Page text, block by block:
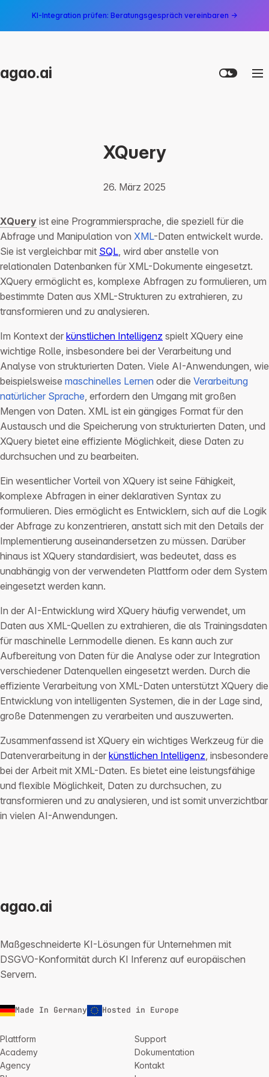
KI-Integration prüfen: Beratungsgespräch vereinbaren →
agao.ai
XQuery
26. März 2025
XQuery ist eine Programmiersprache, die speziell für die
Abfrage und Manipulation von XML-Daten entwickelt wurde.
Sie ist vergleichbar mit SQL, wird aber anstelle von
relationalen Datenbanken für XML-Dokumente eingesetzt.
XQuery ermöglicht es, komplexe Abfragen zu formulieren, um
bestimmte Daten aus XML-Strukturen zu extrahieren, zu
transformieren und zu analysieren.
Im Kontext der künstlichen Intelligenz spielt XQuery eine
wichtige Rolle, insbesondere bei der Verarbeitung und
Analyse von strukturierten Daten. Viele AI-Anwendungen, wie
beispielsweise maschinelles Lernen oder die Verarbeitung
natürlicher Sprache, erfordern den Umgang mit großen
Mengen von Daten. XML ist ein gängiges Format für den
Austausch und die Speicherung von strukturierten Daten, und
XQuery bietet eine effiziente Möglichkeit, diese Daten zu
durchsuchen und zu bearbeiten.
Ein wesentlicher Vorteil von XQuery ist seine Fähigkeit,
komplexe Abfragen in einer deklarativen Syntax zu
formulieren. Dies ermöglicht es Entwicklern, sich auf die Logik
der Abfrage zu konzentrieren, anstatt sich mit den Details der
Implementierung auseinandersetzen zu müssen. Darüber
hinaus ist XQuery standardisiert, was bedeutet, dass es
unabhängig von der verwendeten Plattform oder dem System
eingesetzt werden kann.
In der AI-Entwicklung wird XQuery häufig verwendet, um
Daten aus XML-Quellen zu extrahieren, die als Trainingsdaten
für maschinelle Lernmodelle dienen. Es kann auch zur
Aufbereitung von Daten für die Analyse oder zur Integration
verschiedener Datenquellen eingesetzt werden. Durch die
effiziente Verarbeitung von XML-Daten unterstützt XQuery die
Entwicklung von intelligenten Systemen, die in der Lage sind,
große Datenmengen zu verarbeiten und auszuwerten.
Zusammenfassend ist XQuery ein wichtiges Werkzeug für die
Datenverarbeitung in der künstlichen Intelligenz, insbesondere
bei der Arbeit mit XML-Daten. Es bietet eine leistungsfähige
und flexible Möglichkeit, Daten zu durchsuchen, zu
transformieren und zu analysieren, und ist somit unverzichtbar
in vielen AI-Anwendungen.
agao.ai
Maßgeschneiderte KI-Lösungen für Unternehmen mit
DSGVO-Konformität durch KI Inferenz auf europäischen
Servern.
Made In Germany Hosted in Europe
Plattform
Academy
Agency
Support
Dokumentation
Kontakt